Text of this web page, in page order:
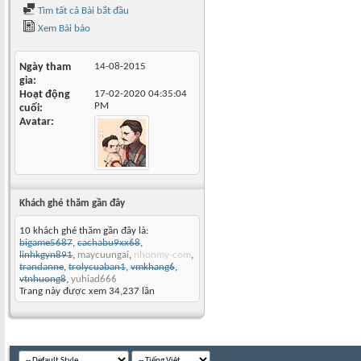
Tìm tất cả Bài bắt đầu
Xem Bài báo
Ngày tham
gia
14-08-2015
Hoạt động
cuối
17-02-2020 04:35:04
PM
Avatar
Khách ghé thăm gần đây
10 khách ghé thăm gần đây là:
bigame5687, cachabu9xx68,
linhkgyn891, maycuungai, nhonmy-com,
trandanne, trolycuaban1, vmkhang6,
vtnhuong8, yuhiad666
Trang này được xem 34,237 lần